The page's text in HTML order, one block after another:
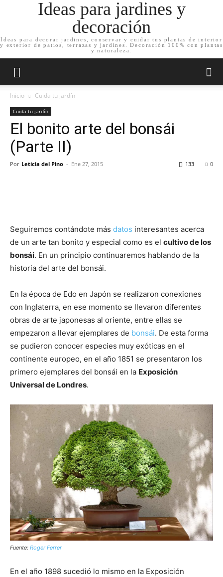
Ideas para jardines y
decoración
Ideas para decorar jardines, conservar y cuidar tus plantas de interior
y exterior de patios, terrazas y jardines. Decoración 100% con plantas
y naturaleza.
Inicio Cuida tu jardín
Cuida tu jardín
El bonito arte del bonsái
(Parte II)
Por Leticia del Pino - Ene 27, 2015 0
133
Seguiremos contándote más datos interesantes acerca
de un arte tan bonito y especial como es el cultivo de los
bonsái. En un principio continuaremos hablando de la
historia del arte del bonsái.
En la época de Edo en Japón se realizaron conexiones
con Inglaterra, en ese momento se llevaron diferentes
obras de arte japonesas al oriente, entre ellas se
empezaron a llevar ejemplares de bonsái. De esta forma
se pudieron conocer especies muy exóticas en el
continente europeo, en el año 1851 se presentaron los
primero ejemplares del bonsái en la Exposición
Universal de Londres.
Fuente: Roger Ferrer
En el año 1898 sucedió lo mismo en la Exposición